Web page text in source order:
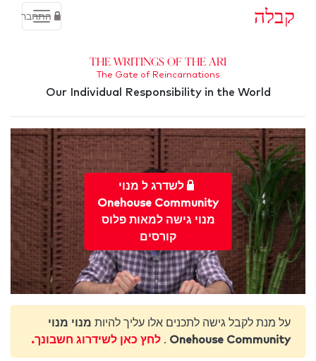
קבלה התחבר
The Writings of the Ari
The Gate of Reincarnations
Our Individual Responsibility in the World
לשדרג ל מנוי
Onehouse Community
מנוי גישה למאות פלוס
קורסים
על מנת לקבל גישה לתכנים אלו עליך להיות מנוי מנוי
Onehouse Community
. לחץ כאן לשידרוג חשבונך.